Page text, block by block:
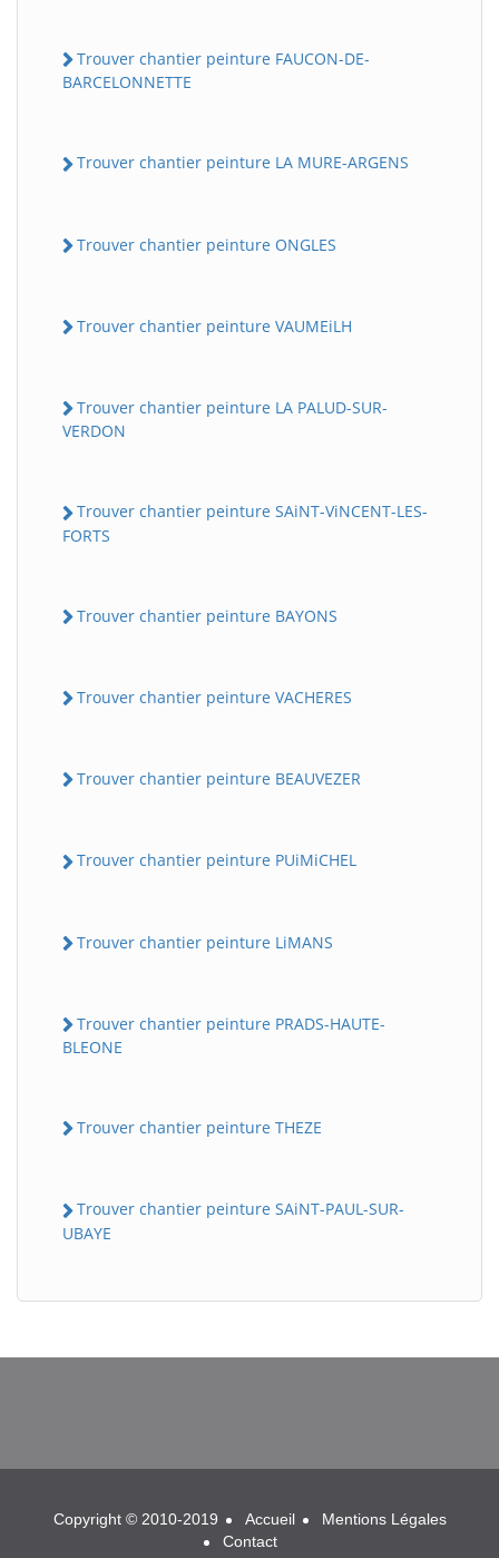
Trouver chantier peinture FAUCON-DE-
BARCELONNETTE
Trouver chantier peinture LA MURE-ARGENS
Trouver chantier peinture ONGLES
Trouver chantier peinture VAUMEiLH
Trouver chantier peinture LA PALUD-SUR-
VERDON
Trouver chantier peinture SAiNT-ViNCENT-LES-
FORTS
Trouver chantier peinture BAYONS
Trouver chantier peinture VACHERES
Trouver chantier peinture BEAUVEZER
Trouver chantier peinture PUiMiCHEL
Trouver chantier peinture LiMANS
Trouver chantier peinture PRADS-HAUTE-
BLEONE
Trouver chantier peinture THEZE
Trouver chantier peinture SAiNT-PAUL-SUR-
UBAYE
BatiWebPro
Copyright © 2010-2019 Accueil
Mentions Légales
Contact